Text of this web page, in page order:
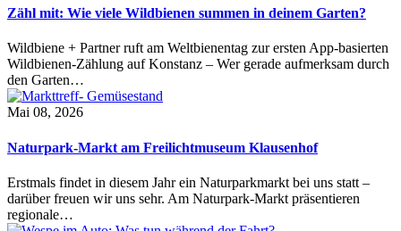
Zähl mit: Wie viele Wildbienen summen in deinem Garten?
Wildbiene + Partner ruft am Weltbienentag zur ersten App-basierten
Wildbienen-Zählung auf Konstanz – Wer gerade aufmerksam durch
den Garten…
Mai 08, 2026
Naturpark-Markt am Freilichtmuseum Klausenhof
Erstmals findet in diesem Jahr ein Naturparkmarkt bei uns statt –
darüber freuen wir uns sehr. Am Naturpark-Markt präsentieren
regionale…